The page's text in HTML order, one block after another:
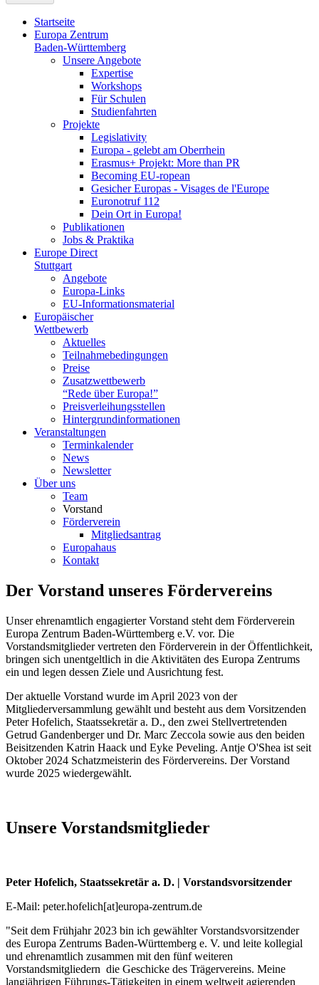
Startseite
Europa Zentrum
Baden-Württemberg
Unsere Angebote
Expertise
Workshops
Für Schulen
Studienfahrten
Projekte
Legislativity
Europa - gelebt am Oberrhein
Erasmus+ Projekt: More than PR
Becoming EU-ropean
Gesicher Europas - Visages de l'Europe
Euronotruf 112
Dein Ort in Europa!
Publikationen
Jobs & Praktika
Europe Direct
Stuttgart
Angebote
Europa-Links
EU-Informationsmaterial
Europäischer
Wettbewerb
Aktuelles
Teilnahme­bedingungen
Preise
Zusatzwettbewerb
“Rede über Europa!”
Preisverleihungsstellen
Hintergrundinformationen
Veranstaltungen
Terminkalender
News
Newsletter
Über uns
Team
Vorstand
Förderverein
Mitgliedsantrag
Europahaus
Kontakt
Der Vorstand unseres Fördervereins
Unser ehrenamtlich engagierter Vorstand steht dem Förderverein
Europa Zentrum Baden-Württemberg e.V. vor. Die
Vorstandsmitglieder vertreten den Förderverein in der Öffentlichkeit,
bringen sich unentgeltlich in die Aktivitäten des Europa Zentrums
ein und legen dessen Ziele und Ausrichtung fest.
Der aktuelle Vorstand wurde im April 2023 von der
Mitgliederversammlung gewählt und besteht aus dem Vorsitzenden
Peter Hofelich, Staatssekretär a. D., den zwei Stellvertretenden
Getrud Gandenberger und Dr. Marc Zeccola sowie aus den beiden
Beisitzenden Katrin Haack und Eyke Peveling. Antje O'Shea ist seit
Oktober 2024 Schatzmeisterin des Fördervereins. Der Vorstand
wurde 2025 wiedergewählt.
Unsere Vorstandsmitglieder
Peter Hofelich, Staatssekretär a. D. | Vorstandsvorsitzender
E-Mail: peter.hofelich[at]europa-zentrum.de
"Seit dem Frühjahr 2023 bin ich gewählter Vorstandsvorsitzender
des Europa Zentrums Baden-Württemberg e. V. und leite kollegial
und ehrenamtlich zusammen mit den fünf weiteren
Vorstandsmitgliedern die Geschicke des Trägervereins. Meine
langjährigen Führungs-Tätigkeiten in einem weltweit agierenden